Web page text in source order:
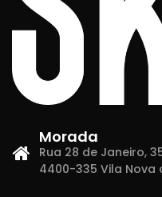
Morada
Rua 28 de Janeiro,
4400-335 Vila Nova